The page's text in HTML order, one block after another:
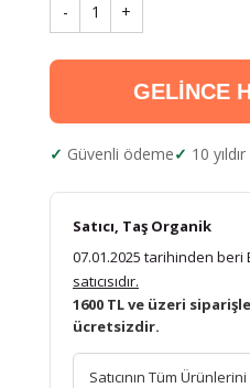
- 1 +
GELİNCE
Güvenli ödeme 10
Satıcı, Taş Organik
07.01.2025 tarihinden beri
satıcısıdır.
1600 TL ve üzeri
ücretsizdir.
Satıcının Tüm